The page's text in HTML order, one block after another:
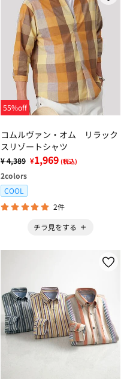
55%off
コムルヴァン・オム リラック
スリゾートシャツ
¥ 4,389 ¥1,969 (税込)
2colors
COOL
2件
チラ見をする